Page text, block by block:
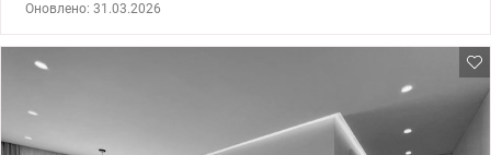
форми, що додає простору особливу атмосферу та підкреслює
на парк і ліс, поруч Свято-Пантелеймонівський монастир
Перший рівень . Бонус - Горище ~30 м² з входом із квартири: ЖК
Оновлено: 31.03.2026